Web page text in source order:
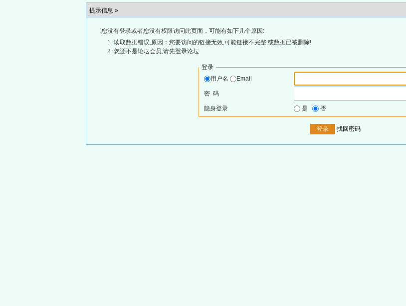
提示信息 »
您没有登录或者您没有权限访问此页面，可能有如下几个原因:
读取数据错误,原因：您要访问的链接无效,可能链接不完整,或数据已被删除!
您还不是论坛会员,请先登录论坛
登录
用户名
Email
密 码
隐身登录 是 否
找回密码